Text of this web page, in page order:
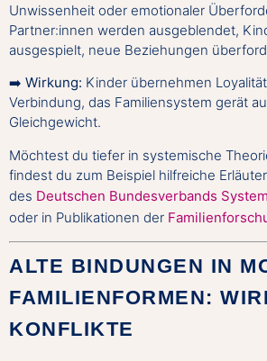
Unwissenheit oder emotionaler
Partner:innen werden ausgeblendet,
ausgespielt, neue Beziehungen
➡️ Wirkung: Kinder übernehmen
Verbindung, das Familiensystem gerät
Gleichgewicht.
Möchtest du tiefer in systemische
findest du zum Beispiel hilfreiche
des Deutschen Bundesverbands
oder in Publikationen der
ALTE BINDUNGEN IN
FAMILIENFORMEN:
KONFLIKTE